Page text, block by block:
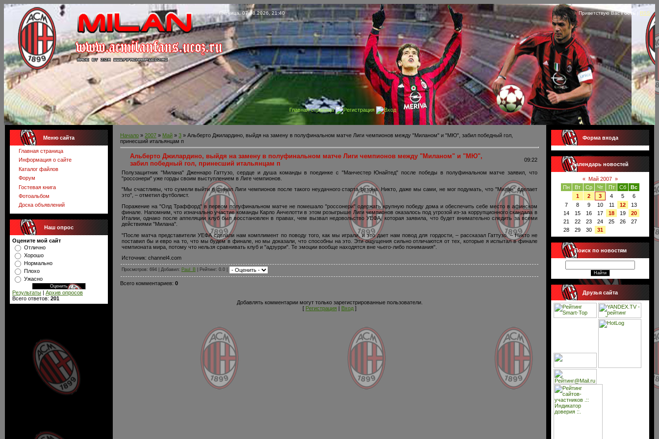
Пятница, 07.08.2026, 21:40 Приветствую ВасГость RSS
Главная страница Регистрация Вход
Меню сайта
Главная страница
Информация о сайте
Каталог файлов
Форум
Гостевая книга
Фотоальбом
Доска объявлений
Наш опрос
Оцените мой сайт
Отлично
Хорошо
Нормально
Плохо
Ужасно
Результаты | Архив опросов
Всего ответов: 201
Начало » 2007 » Май » 3 » Альберто Джилардино, выйдя на замену в полуфинальном матче Лиги чемпионов между "Миланом" и "МЮ", забил победный гол,
принесший итальянцам п
Альберто Джилардино, выйдя на замену в полуфинальном матче Лиги чемпионов между "Миланом" и "МЮ",
забил победный гол, принесший итальянцам п
09:22
Полузащитник "Милана" Дженнаро Гаттузо, сердце и душа команды в поединке с "Манчестер Юнайтед" после победы в полуфинальном матче заявил, что
"россонери" уже горды своим выступлением в Лиге чемпионов.
"Мы счастливы, что сумели выйти в финал Лиги чемпионов после такого неудачного старта сезона. Никто, даже мы сами, не мог подумать, что "Милан" сделает
это", – отметил футболист.
Поражение на "Олд Траффорд" в первом полуфинальном матче не помешало "россонери" одержать крупную победу дома и обеспечить себе место в афинском
финале. Напомним, что изначально участие команды Карло Анчелотти в этом розыгрыше Лиги чемпионов оказалось под угрозой из-за коррупционного скандала в
Италии, однако после аппеляции клуб был восстановлен в правах, чем вызвал недовольство УЕФА, которая заявила, что будет внимательно следить за всеми
действиями "Милана".
"После матча представители УЕФА сделали нам комплимент по поводу того, как мы играли, и это дает нам повод для гордости, – рассказал Гаттузо. – Никто не
поставил бы и евро на то, что мы будем в финале, но мы доказали, что способны на это. Эти ощущения сильно отличаются от тех, которые я испытал в финале
чемпионата мира, потому что нельзя сравнивать клуб и "адзурри". Те эмоции вообще находятся вне чьего-либо понимания".
Источник: channel4.com
Просмотров: 694 | Добавил: Paul_B | Рейтинг: 0.0 |
Всего комментариев: 0
Добавлять комментарии могут только зарегистрированные пользователи.
[ Регистрация | Вход ]
Форма входа
Календарь новостей
« Май 2007 »
Пн
Вт Ср Чт Пт Сб
Вс
1
2 3 4 5
6
7
8 9 10 11 12
13
14
15 16 17 18 19
20
21
22 23 24 25 26
27
28
29 30 31
Поиск по новостям
Друзья сайта